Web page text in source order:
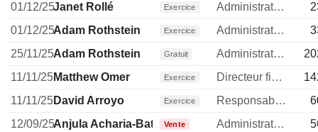
01/12/25Janet Rollé Exercice Administrateur
01/12/25Adam Rothstein Exercice Administrateur
25/11/25Adam Rothstein Gratuit Administrateur
11/11/25Matthew Omer Exercice Directeur financier
11/11/25David Arroyo Exercice Responsable conformite
12/09/25Anjula Acharia-Bath Vente Administrateur